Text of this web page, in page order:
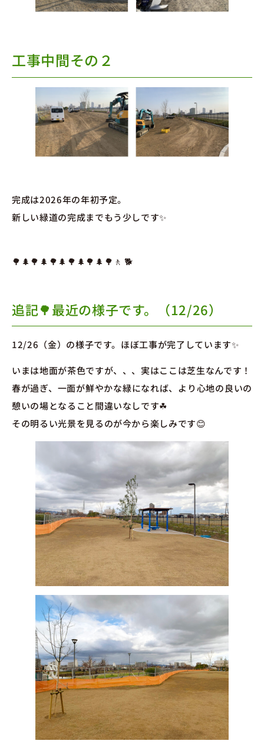
工事中間その２
完成は2026年の年初予定。
新しい緑道の完成までもう少しです✨
🌳🌲🌳🌲🌳🌲🌳🌲🌳🌲🌳🚶 🐕
追記🌳最近の様子です。（12/26）
12/26（金）の様子です。ほぼ工事が完了しています✨
いまは地面が茶色ですが、、、実はここは芝生なんです！
春が過ぎ、一面が鮮やかな緑になれば、より心地の良いの
憩いの場となること間違いなしです☘
その明るい光景を見るのが今から楽しみです😊